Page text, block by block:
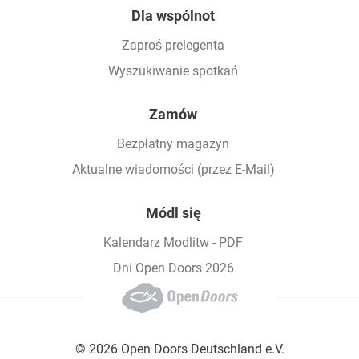
Dla wspólnot
Zaproś prelegenta
Wyszukiwanie spotkań
Zamów
Bezpłatny magazyn
Aktualne wiadomości (przez E-Mail)
Módl się
Kalendarz Modlitw - PDF
Dni Open Doors 2026
© 2026 Open Doors Deutschland e.V.